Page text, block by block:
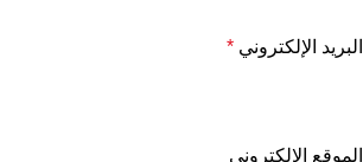
البريد الإلكتروني *
الموقع الإلكتروني